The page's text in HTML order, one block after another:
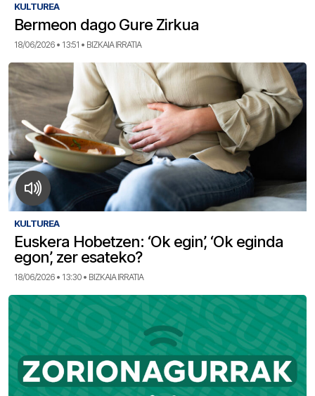
KULTUREA
Bermeon dago Gure Zirkua
18/06/2026 • 13:51 • BIZKAIA IRRATIA
KULTUREA
Euskera Hobetzen: ‘Ok egin’, ‘Ok eginda
egon’, zer esateko?
18/06/2026 • 13:30 • BIZKAIA IRRATIA